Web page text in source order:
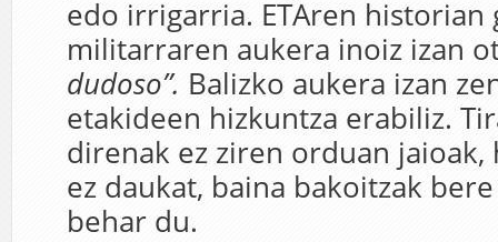
edo irrigarria. ETAren historian
militarraren aukera inoiz izan
dudoso”. Balizko aukera izan
etakideen hizkuntza erabiliz.
direnak ez ziren orduan
ez daukat, baina bakoitzak
behar du.